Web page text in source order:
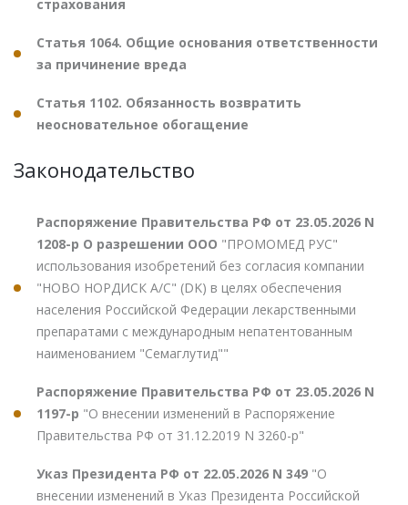
страхования
Статья 1064. Общие основания ответственности
за причинение вреда
Статья 1102. Обязанность возвратить
неосновательное обогащение
Законодательство
Распоряжение Правительства РФ от 23.05.2026 N
1208-р О разрешении ООО "ПРОМОМЕД РУС"
использования изобретений без согласия компании
"НОВО НОРДИСК А/С" (DK) в целях обеспечения
населения Российской Федерации лекарственными
препаратами с международным непатентованным
наименованием "Семаглутид""
Распоряжение Правительства РФ от 23.05.2026 N
1197-р "О внесении изменений в Распоряжение
Правительства РФ от 31.12.2019 N 3260-р"
Указ Президента РФ от 22.05.2026 N 349 "О
внесении изменений в Указ Президента Российской